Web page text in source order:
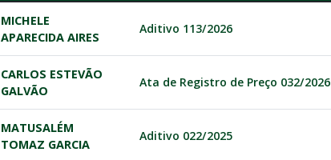
MICHELE
APARECIDA AIRES
Aditivo 113/2026
CARLOS ESTEVÃO
GALVÃO
Ata de Registro de Preço 032/2026
MATUSALÉM
TOMAZ GARCIA
Aditivo 022/2025